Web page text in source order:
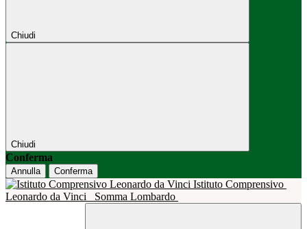
Chiudi
Chiudi
Conferma
Annulla Conferma
Istituto Comprensivo
Leonardo da Vinci
Somma Lombardo